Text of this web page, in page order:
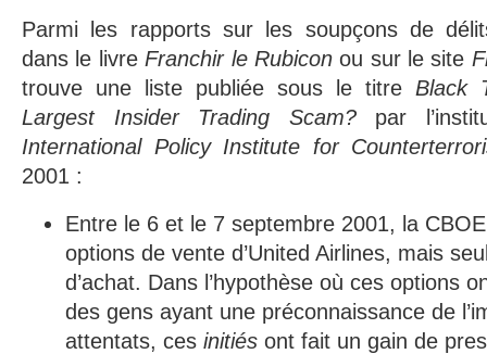
Parmi les rapports sur les soupçons de
dans le livre Franchir le Rubiconou sur le site
trouve une liste publiée sous le titre Black
Largest Insider Trading Scam?par
International Policy Institute for
2001 :
Entre le 6 et le 7 septembre 2001, la
options de vente d’United Airlines, mais
d’achat. Dans l’hypothèse où ces options
des gens ayant une préconnaissance de
attentats, ces initiés ont fait un gain de